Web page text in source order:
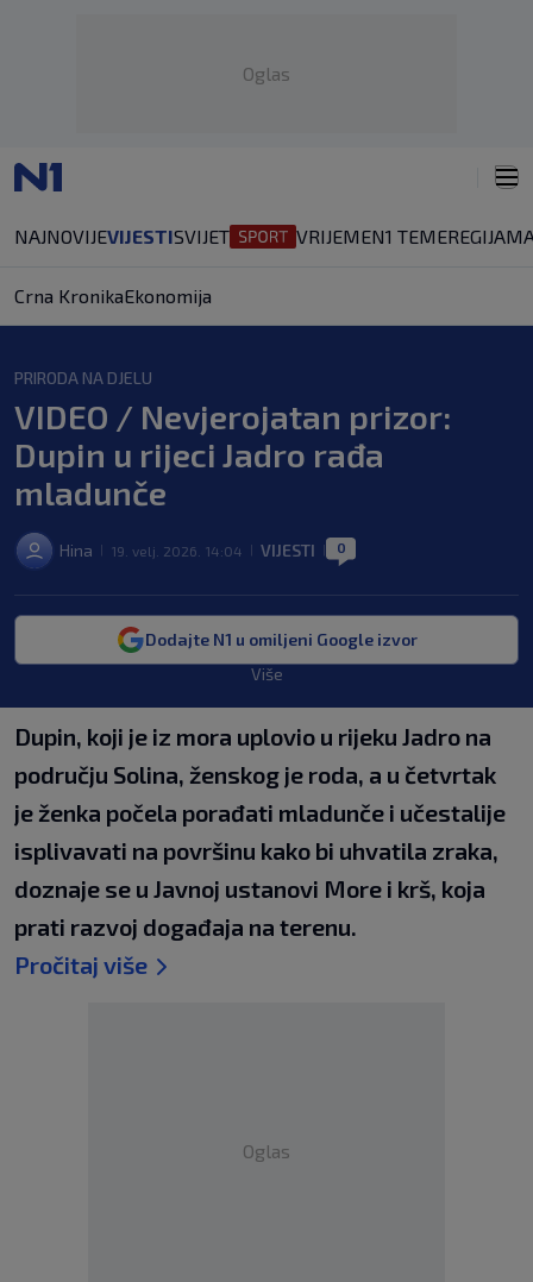
Oglas
NAJNOVIJEVIJESTISVIJET VRIJEMEN1 TEMEREGIJA
Crna KronikaEkonomija
PRIRODA NA DJELU
VIDEO / Nevjerojatan prizor:
Dupin u rijeci Jadro rađa
mladunče
Hina 19. velj. 2026. 14:04 VIJESTI 0
Dodajte N1 u omiljeni Google izvor
Više
Dupin, koji je iz mora uplovio u rijeku Jadro na
području Solina, ženskog je roda, a u četvrtak
je ženka počela porađati mladunče i učestalije
isplivavati na površinu kako bi uhvatila zraka,
doznaje se u Javnoj ustanovi More i krš, koja
prati razvoj događaja na terenu.
Pročitaj više
Oglas